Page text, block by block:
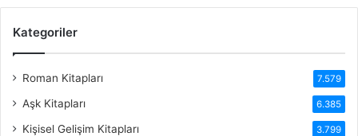
Kategoriler
Roman Kitapları 7.579
Aşk Kitapları 6.385
Kişisel Gelişim Kitapları 3.799